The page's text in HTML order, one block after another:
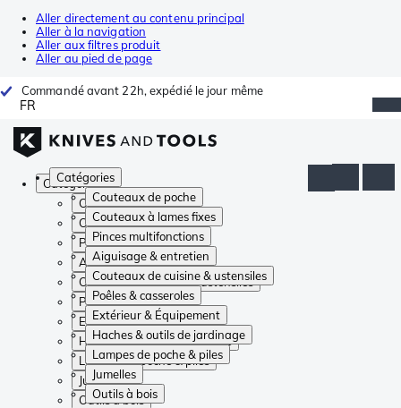
Aller directement au contenu principal
Aller à la navigation
Aller aux filtres produit
Aller au pied de page
Commandé avant 22h, expédié le jour même
FR
Catégories
Couteaux de poche
Couteaux à lames fixes
Pinces multifonctions
Aiguisage & entretien
Couteaux de cuisine & ustensiles
Poêles & casseroles
Extérieur & Équipement
Haches & outils de jardinage
Lampes de poche & piles
Jumelles
Outils à bois
Catégories
Couteaux de poche
Couteaux à lames fixes
Pinces multifonctions
Aiguisage & entretien
Couteaux de cuisine & ustensiles
Poêles & casseroles
Extérieur & Équipement
Haches & outils de jardinage
Lampes de poche & piles
Jumelles
Outils à bois